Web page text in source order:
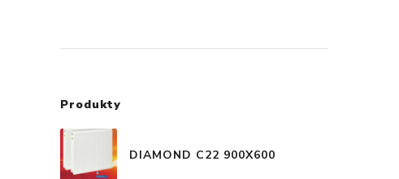
Produkty
DIAMOND C22 900X600